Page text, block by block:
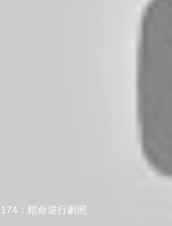
：錯命逆行劇照